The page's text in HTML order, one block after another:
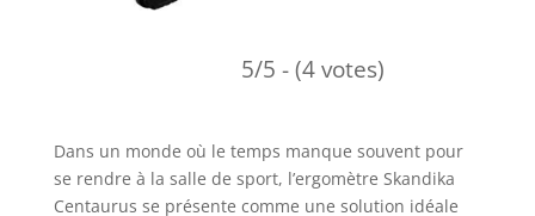
5/5 - (4 votes)
Dans un monde où le temps manque souvent pour
se rendre à la salle de sport, l’ergomètre Skandika
Centaurus se présente comme une solution idéale